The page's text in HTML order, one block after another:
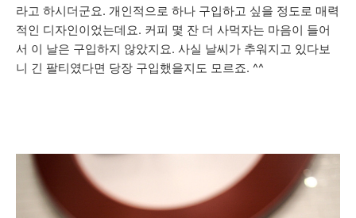
라고 하시더군요. 개인적으로 하나 구입하고 싶을 정도로 매력
적인 디자인이었는데요. 커피 몇 잔 더 사먹자는 마음이 들어
서 이 날은 구입하지 않았지요. 사실 날씨가 추워지고 있다보
니 긴 팔티였다면 당장 구입했을지도 모르죠. ^^